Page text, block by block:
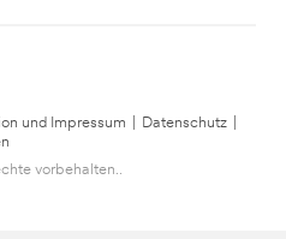
und Impressum Datenschutz
vorbehalten..